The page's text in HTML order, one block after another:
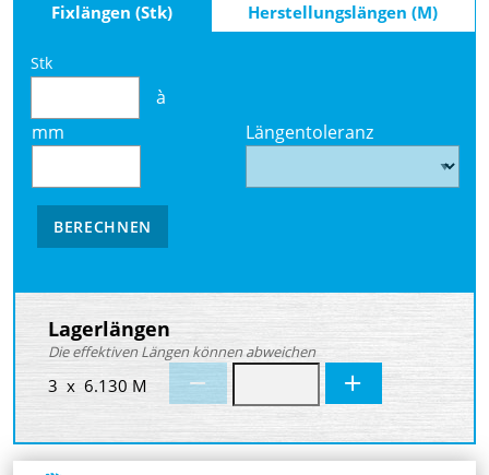
Fixlängen (Stk) Herstellungslängen (M)
Stk
à
mm
Längentoleranz
BERECHNEN
Lagerlängen
Die effektiven Längen können abweichen
3 x 6.130 M